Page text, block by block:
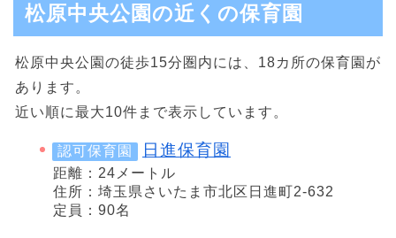
松原中央公園の近くの保育園
松原中央公園の徒歩15分圏内には、18カ所の保育園が
あります。
近い順に最大10件まで表示しています。
認可保育園 日進保育園
距離：24メートル
住所：埼玉県さいたま市北区日進町2-632
定員：90名